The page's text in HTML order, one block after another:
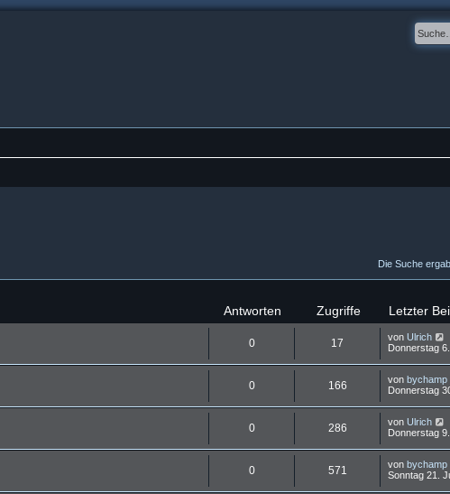
Die Suche
Antworten Zugriffe Letzter
0 17 von Ulrich
Donnerstag
0 166 von bychamp
Donnerstag
0 286 von Ulrich
Donnerstag
0 571 von bychamp
Sonntag 21.